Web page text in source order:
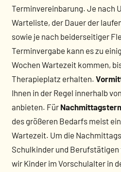
Terminvereinbarung. Je nach
Warteliste, der Dauer der
sowie je nach beiderseitiger
Terminvergabe kann es zu
Wochen Wartezeit kommen,
Therapieplatz erhalten.
Ihnen in der Regel innerhalb
anbieten. Für
des größeren Bedarfs meist
Wartezeit. Um die
Schulkinder und Berufstätigen
wir Kinder im Vorschulalter in